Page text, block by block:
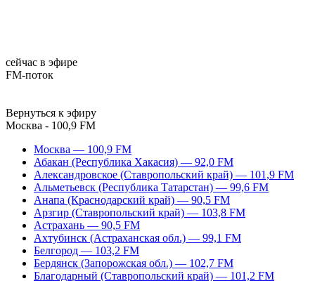
сейчас в эфире
FM-поток
Вернуться к эфиру
Москва - 100,9 FM
Москва — 100,9 FM
Абакан (Республика Хакасия) — 92,0 FM
Александровское (Ставропольский край) — 101,9 FM
Альметьевск (Республика Татарстан) — 99,6 FM
Анапа (Краснодарский край) — 90,5 FM
Арзгир (Ставропольский край) — 103,8 FM
Астрахань — 90,5 FM
Ахтубинск (Астраханская обл.) — 99,1 FM
Белгород — 103,2 FM
Бердянск (Запорожская обл.) — 102,7 FM
Благодарный (Ставропольский край) — 101,2 FM